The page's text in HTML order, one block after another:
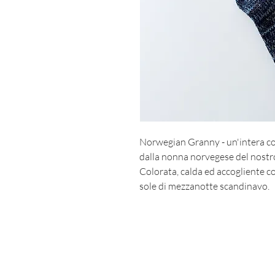
Norwegian Granny - un'intera
dalla nonna norvegese del
Colorata, calda ed accogliente
sole di mezzanotte scandinavo.